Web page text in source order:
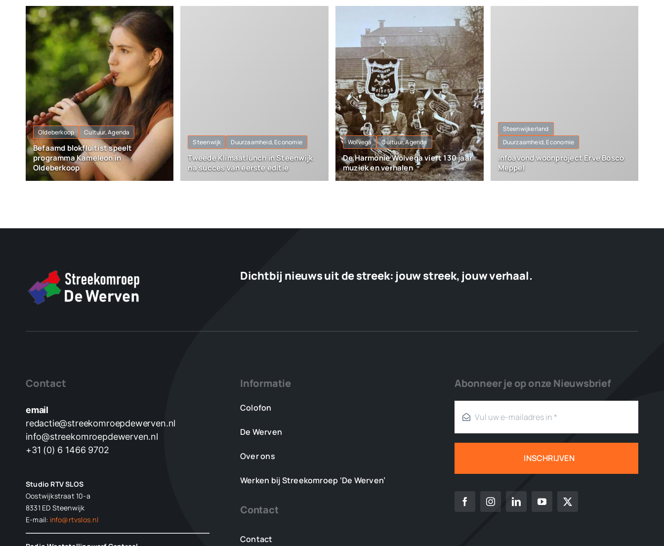
Oldeberkoop Cultuur, Agenda
Befaamd blokfluitist speelt
programma Kameleon in
Oldeberkoop
Steenwijk Duurzaamheid, Economie
Tweede Klimaatlunch in Steenwijk
na succes van eerste editie
Wolvega Cultuur, Agenda
De Harmonie Wolvega viert 130 jaar
muziek en verhalen
Steenwijkerland
Duurzaamheid, Economie
Infoavond woonproject Erve Bosco
Meppel
Dichtbij nieuws uit de streek: jouw streek, jouw verhaal.
Contact
email
redactie@streekomroepdewerven.nl
info@streekomroepdewerven.nl
+31 (0) 6 1466 9702
Studio RTV SLOS
Oostwijkstraat 10-a
8331 ED Steenwijk
E-mail: info@rtvslos.nl
Informatie
Colofon
De Werven
Over ons
Werken bij Streekomroep ‘De Werven’
Contact
Contact
Abonneer je op onze Nieuwsbrief
INSCHRIJVEN